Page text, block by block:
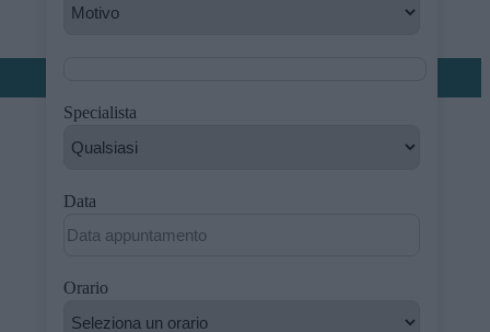
Specialista
Data
Orario